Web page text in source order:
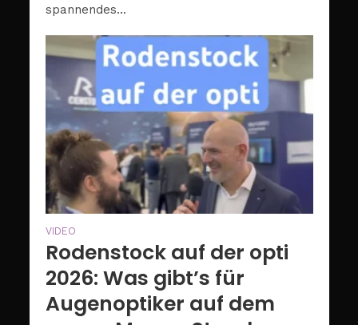
spannendes...
VIDEO
Rodenstock auf der opti
2026: Was gibt’s für
Augenoptiker auf dem